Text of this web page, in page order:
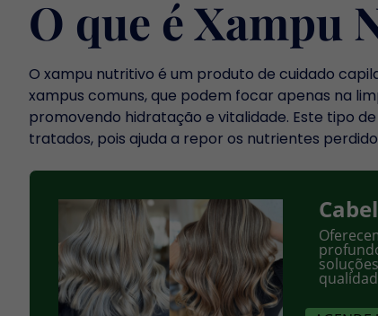
O que é Xampu
O xampu nutritivo é um produto de cuidado
xampus comuns, que podem focar apenas na
promovendo hidratação e vitalidade. Este tipo
tratados, pois ajuda a repor os nutrientes